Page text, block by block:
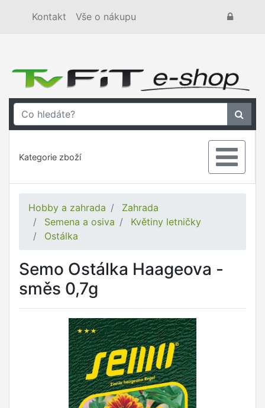
Kontakt Vše o nákupu
Kategorie zboží
Hobby a zahrada
Zahrada
Semena a osiva
Květiny letničky
Ostálka
Semo Ostálka Haageova -
směs 0,7g